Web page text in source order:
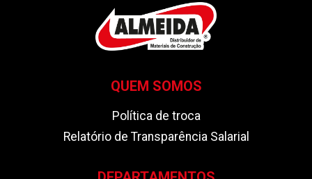
QUEM SOMOS
Política de troca
Relatório de Transparência Salarial